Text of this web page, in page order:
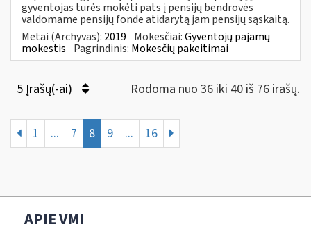
gyventojas turės mokėti pats į pensijų bendrovės
valdomame pensijų fonde atidarytą jam pensijų sąskaitą.
Metai (Archyvas): 2019 Mokesčiai:Gyventojų pajamų
mokestis Pagrindinis: Mokesčių pakeitimai
5 Įrašų(-ai) Rodoma nuo 36 iki 40 iš 76 irašų.
1 ... 7 8 9 ... 16
APIE VMI